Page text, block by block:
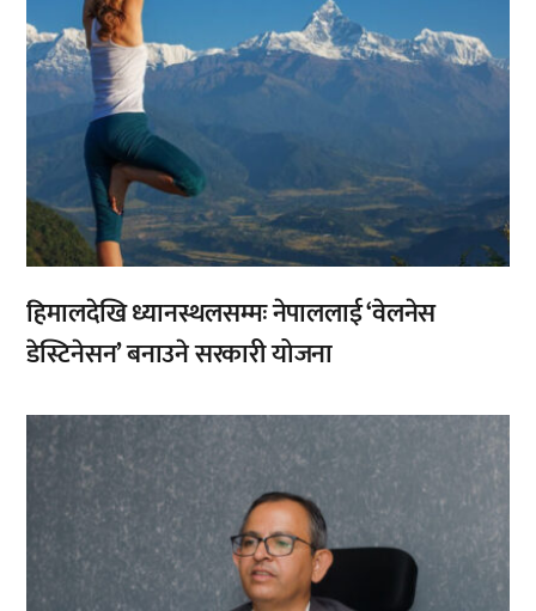
हिमालदेखि ध्यानस्थलसम्मः नेपाललाई ‘वेलनेस
डेस्टिनेसन’ बनाउने सरकारी योजना